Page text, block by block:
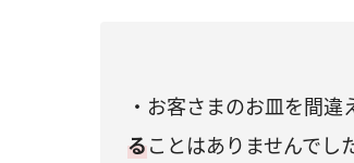
・お客さまのお皿を間違
ることはありませんでし